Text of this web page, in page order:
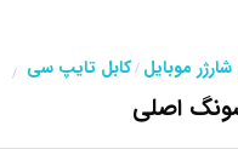
شارژر موبایل / کابل تایپ سی /